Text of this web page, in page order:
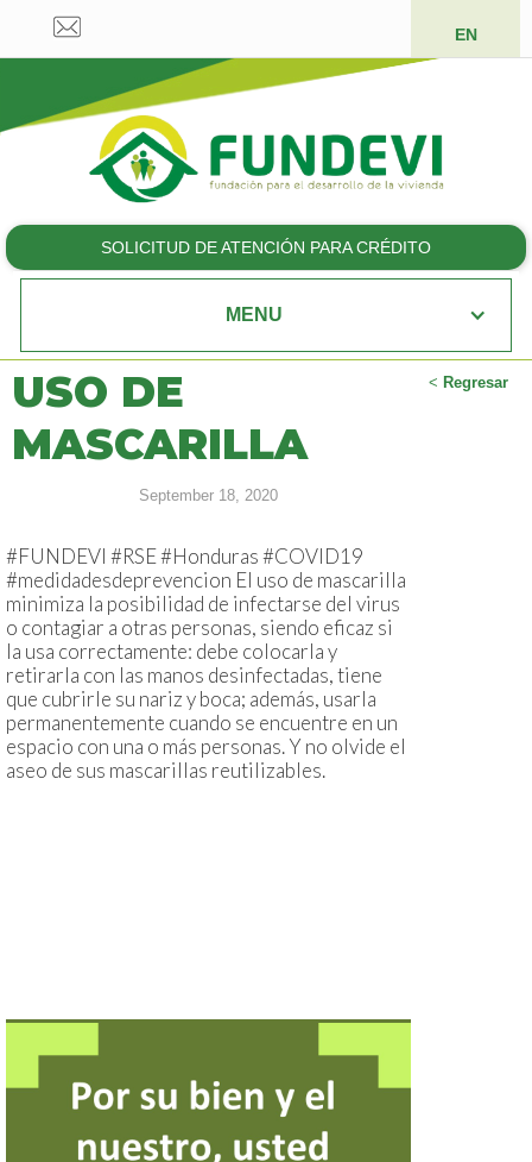
EN
SOLICITUD DE ATENCIÓN PARA CRÉDITO
MENU
< Regresar
USO DE
MASCARILLA
September 18, 2020
#FUNDEVI #RSE #Honduras #COVID19
#medidadesdeprevencion El uso de mascarilla
minimiza la posibilidad de infectarse del virus
o contagiar a otras personas, siendo eficaz si
la usa correctamente: debe colocarla y
retirarla con las manos desinfectadas, tiene
que cubrirle su nariz y boca; además, usarla
permanentemente cuando se encuentre en un
espacio con una o más personas. Y no olvide el
aseo de sus mascarillas reutilizables.